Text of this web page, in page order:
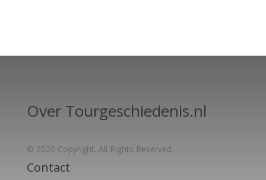
Over Tourgeschiedenis.nl
© 2020 Copyright. All Rights Reserved.
Contact